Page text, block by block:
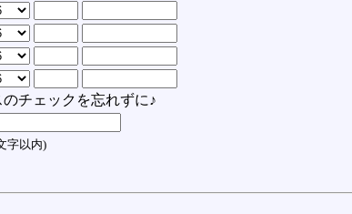
チェックを忘れずに♪
字以内)